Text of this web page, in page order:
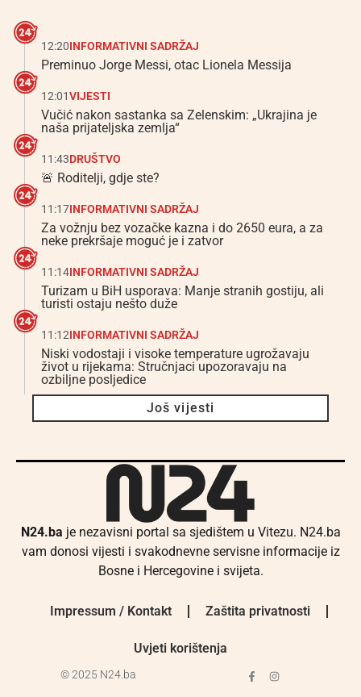
12:20INFORMATIVNI SADRŽAJ
Preminuo Jorge Messi, otac Lionela Messija
12:01VIJESTI
Vučić nakon sastanka sa Zelenskim: „Ukrajina je
naša prijateljska zemlja“
11:43DRUŠTVO
🚨 Roditelji, gdje ste?
11:17INFORMATIVNI SADRŽAJ
Za vožnju bez vozačke kazna i do 2650 eura, a za
neke prekršaje moguć je i zatvor
11:14INFORMATIVNI SADRŽAJ
Turizam u BiH usporava: Manje stranih gostiju, ali
turisti ostaju nešto duže
11:12INFORMATIVNI SADRŽAJ
Niski vodostaji i visoke temperature ugrožavaju
život u rijekama: Stručnjaci upozoravaju na
ozbiljne posljedice
Još vijesti
N24.ba je nezavisni portal sa sjedištem u Vitezu. N24.ba
vam donosi vijesti i svakodnevne servisne informacije iz
Bosne i Hercegovine i svijeta.
Impressum / Kontakt Zaštita privatnosti
Uvjeti korištenja
© 2025 N24.ba